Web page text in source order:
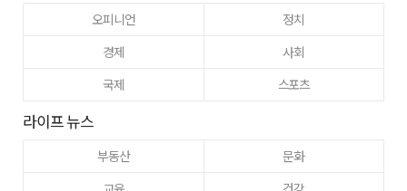
오피니언
정치
경제
사회
국제
스포츠
라이프 뉴스
부동산
문화